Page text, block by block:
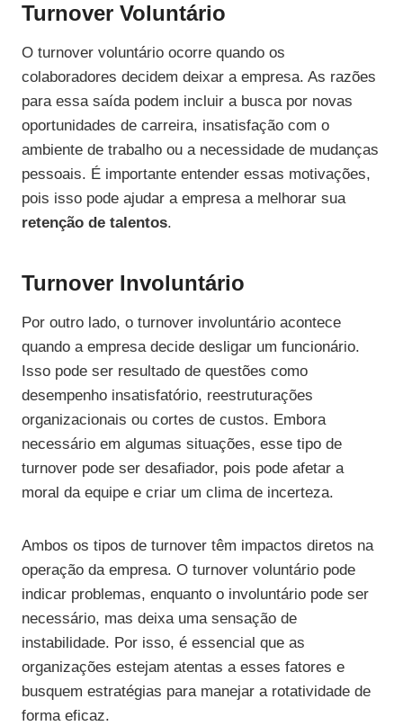
Turnover Voluntário
O turnover voluntário ocorre quando os
colaboradores decidem deixar a empresa. As razões
para essa saída podem incluir a busca por novas
oportunidades de carreira, insatisfação com o
ambiente de trabalho ou a necessidade de mudanças
pessoais. É importante entender essas motivações,
pois isso pode ajudar a empresa a melhorar sua
retenção de talentos.
Turnover Involuntário
Por outro lado, o turnover involuntário acontece
quando a empresa decide desligar um funcionário.
Isso pode ser resultado de questões como
desempenho insatisfatório, reestruturações
organizacionais ou cortes de custos. Embora
necessário em algumas situações, esse tipo de
turnover pode ser desafiador, pois pode afetar a
moral da equipe e criar um clima de incerteza.
Ambos os tipos de turnover têm impactos diretos na
operação da empresa. O turnover voluntário pode
indicar problemas, enquanto o involuntário pode ser
necessário, mas deixa uma sensação de
instabilidade. Por isso, é essencial que as
organizações estejam atentas a esses fatores e
busquem estratégias para manejar a rotatividade de
forma eficaz.